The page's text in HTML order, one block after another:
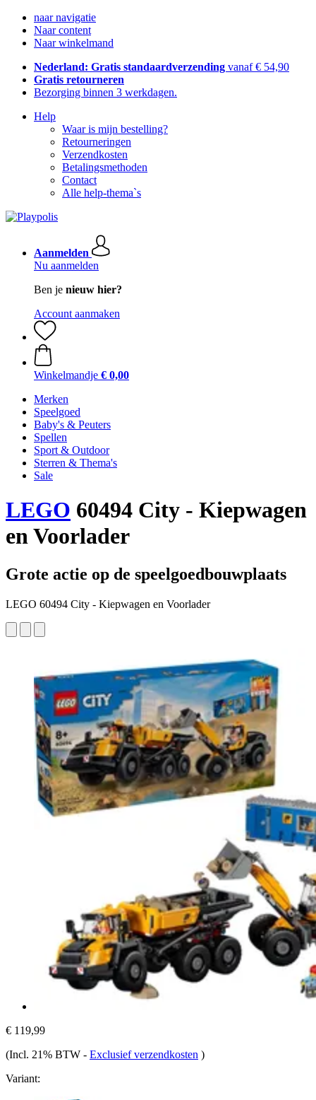
naar navigatie
Naar content
Naar winkelmand
Nederland: Gratis standaardverzending vanaf € 54,90
Gratis retourneren
Bezorging binnen 3 werkdagen.
Help
Waar is mijn bestelling?
Retourneringen
Verzendkosten
Betalingsmethoden
Contact
Alle help-thema`s
Aanmelden
Nu aanmelden
Ben je nieuw hier?
Account aanmaken
Winkelmandje € 0,00
Merken
Speelgoed
Baby's & Peuters
Spellen
Sport & Outdoor
Sterren & Thema's
Sale
LEGO 60494 City - Kiepwagen
en Voorlader
Grote actie op de speelgoedbouwplaats
LEGO 60494 City - Kiepwagen en Voorlader
€ 119,99
(Incl. 21% BTW - Exclusief verzendkosten )
Variant: